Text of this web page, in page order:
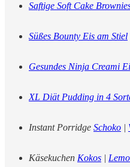
Saftige Soft Cake
Süßes Bounty Eis am Stiel
Gesundes Ninja Creami
XL Diät Pudding in 4
Instant Porridge Schoko
Käsekuchen Kokos